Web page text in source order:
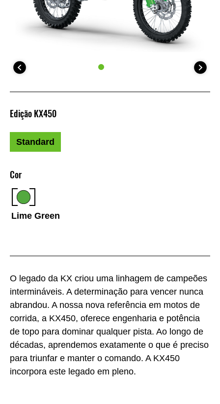
O legado da KX criou uma linhagem de campeões
intermináveis. A determinação para vencer nunca
abrandou. A nossa nova referência em motos de
corrida, a KX450, oferece engenharia e potência
de topo para dominar qualquer pista. Ao longo de
décadas, aprendemos exatamente o que é preciso
para triunfar e manter o comando. A KX450
incorpora este legado em pleno.
Cor
Lime Green
Edição KX450
Standard